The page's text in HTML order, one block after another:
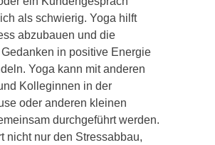
als schwierig. Yoga hilft
abzubauen und die
in positive Energie
Yoga kann mit anderen
Kolleginnen in der
oder anderen kleinen
durchgeführt werden.
nicht nur den Stressabbau,